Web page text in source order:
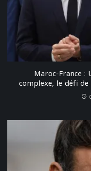
Maroc-France :
complexe, le défi